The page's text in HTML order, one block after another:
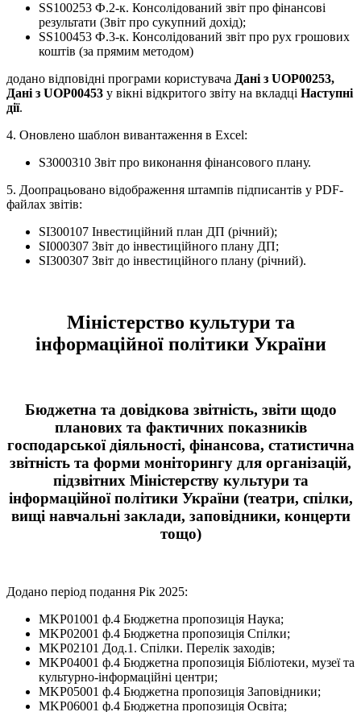
SS100253 Ф.2-к. Консолідований звіт про фінансові
результати (Звіт про сукупний дохід);
SS100453 Ф.3-к. Консолідований звіт про рух грошових
коштів (за прямим методом)
додано відповідні програми користувача Дані з UOP00253,
Дані з UOP00453 у вікні відкритого звіту на вкладці Наступні
дії.
4. Оновлено шаблон вивантаження в Excel:
S3000310 Звіт про виконання фінансового плану.
5. Доопрацьовано відображення штампів підписантів у PDF-
файлах звітів:
SI300107 Інвестиційний план ДП (річний);
SI000307 Звіт до інвестиційного плану ДП;
SI300307 Звіт до інвестиційного плану (річний).
Міністерство культури та
інформаційної політики України
Бюджетна та довідкова звітність, звіти щодо
планових та фактичних показників
господарської діяльності, фінансова, статистична
звітність та форми моніторингу для організацій,
підзвітних Міністерству культури та
інформаційної політики України (театри, спілки,
вищі навчальні заклади, заповідники, концерти
тощо)
Додано період подання Рік 2025:
MKP01001 ф.4 Бюджетна пропозиція Наука;
MKP02001 ф.4 Бюджетна пропозиція Спілки;
MKP02101 Дод.1. Спілки. Перелік заходів;
MKP04001 ф.4 Бюджетна пропозиція Бібліотеки, музеї та
культурно-інформаційні центри;
MKP05001 ф.4 Бюджетна пропозиція Заповідники;
MKP06001 ф.4 Бюджетна пропозиція Освіта;